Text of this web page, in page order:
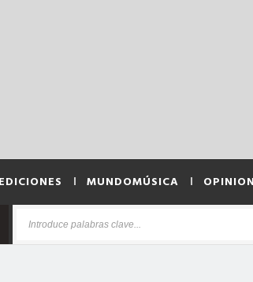
MUNDOMÚSICA